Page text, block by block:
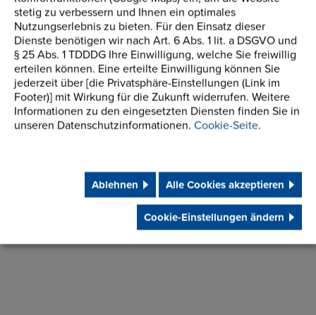
stetig zu verbessern und Ihnen ein optimales
Nutzungserlebnis zu bieten. Für den Einsatz dieser
Dienste benötigen wir nach Art. 6 Abs. 1 lit. a DSGVO und
§ 25 Abs. 1 TDDDG Ihre Einwilligung, welche Sie freiwillig
erteilen können. Eine erteilte Einwilligung können Sie
jederzeit über [die Privatsphäre-Einstellungen (Link im
Footer)] mit Wirkung für die Zukunft widerrufen. Weitere
Informationen zu den eingesetzten Diensten finden Sie in
unseren Datenschutzinformationen. Cookie-Seite.
Ablehnen Alle Cookies akzeptieren
Cookie-Einstellungen ändern
Ich stimme der Verarbeitung meiner Daten zum
Zwecke der Bearbeitung meiner Anfrage zu. Sie werden
nicht für andere Zwecke verwendet.
Informationen anfordern